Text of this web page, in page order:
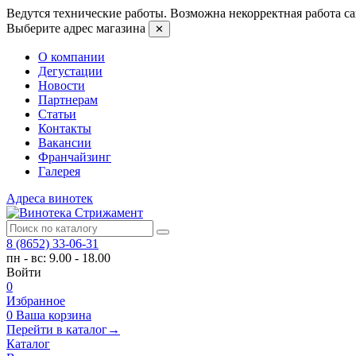
Ведутся технические работы. Возможна некорректная работа
Выберите адрес магазина
✕
О компании
Дегустации
Новости
Партнерам
Статьи
Контакты
Вакансии
Франчайзинг
Галерея
Адреса винотек
8 (8652) 33-06-31
пн - вс: 9.00 - 18.00
Войти
0
Избранное
0 Ваша корзина
Перейти в каталог→
Каталог